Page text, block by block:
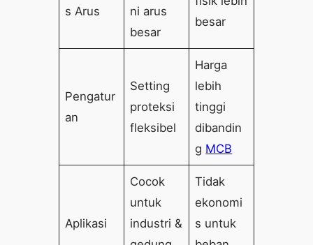
s Arus
ni arus
besar
besar
Pengatur
an
Setting
proteksi
fleksibel
Harga
lebih
tinggi
dibandin
g MCB
Aplikasi
Cocok
untuk
industri &
Tidak
ekonomi
s untuk